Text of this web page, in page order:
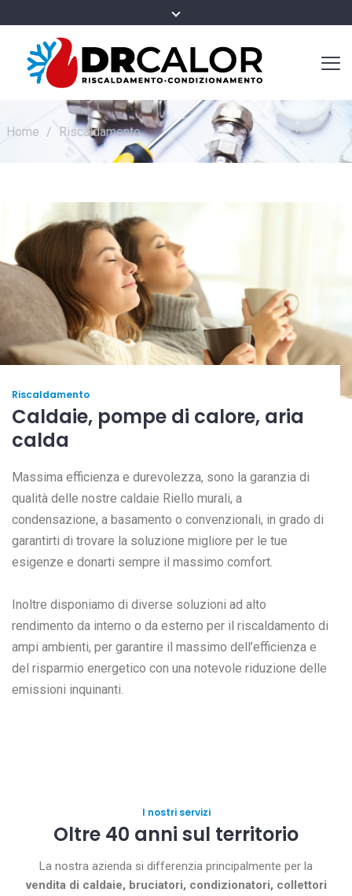
Home / Riscaldamento
Riscaldamento
Caldaie, pompe di calore, aria
calda
Massima efficienza e durevolezza, sono la garanzia di
qualità delle nostre caldaie Riello murali, a
condensazione, a basamento o convenzionali, in grado di
garantirti di trovare la soluzione migliore per le tue
esigenze e donarti sempre il massimo comfort.
Inoltre disponiamo di diverse soluzioni ad alto
rendimento da interno o da esterno per il riscaldamento di
ampi ambienti, per garantire il massimo dell’efficienza e
del risparmio energetico con una notevole riduzione delle
emissioni inquinanti.
I nostri servizi
Oltre 40 anni sul territorio
La nostra azienda si differenzia principalmente per la
vendita di caldaie, bruciatori, condizionatori, collettori